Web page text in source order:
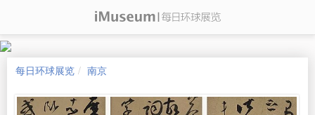
每日环球展览 南京